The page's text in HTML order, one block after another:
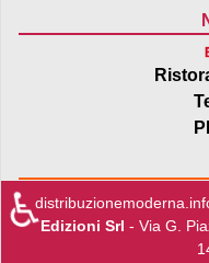
Edizioni Srl - Via G.